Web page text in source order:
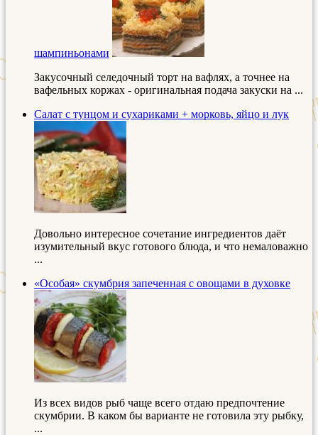
шампиньонами
Закусочный селедочный торт на вафлях, а точнее на
вафельных коржах - оригинальная подача закуски на ...
Салат с тунцом и сухариками + морковь, яйцо и лук
Довольно интересное сочетание ингредиентов даёт
изумительный вкус готового блюда, и что немаловажно
...
«Особая» скумбрия запеченная с овощами в духовке
Из всех видов рыб чаще всего отдаю предпочтение
скумбрии. В каком бы варианте не готовила эту рыбку,
...